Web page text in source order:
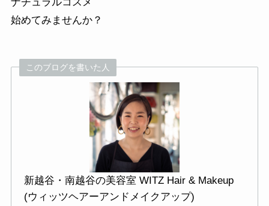
始めてみませんか？
このブログを書いた人
新越谷・南越谷の美容室 WITZ Hair & Makeup
(ウィッツヘアーアンドメイクアップ)